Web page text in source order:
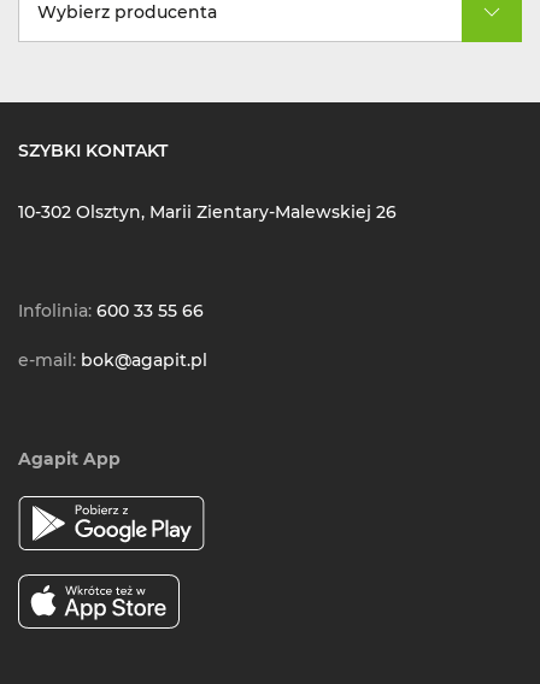
Wybierz producenta
SZYBKI KONTAKT
10-302 Olsztyn, Marii Zientary-Malewskiej 26
Infolinia: 600 33 55 66
e-mail: bok@agapit.pl
Agapit App